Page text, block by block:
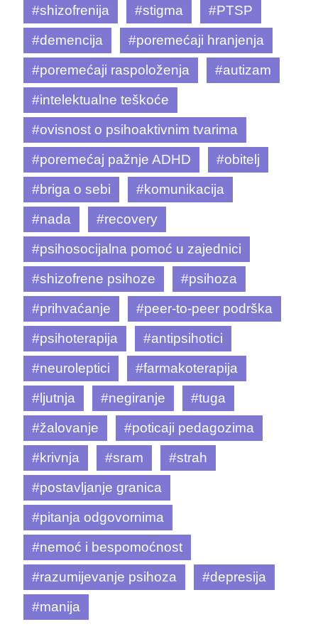
#shizofrenija
#stigma
#PTSP
#demencija
#poremećaji hranjenja
#poremećaji raspoloženja
#autizam
#intelektualne teškoće
#ovisnost o psihoaktivnim tvarima
#poremećaj pažnje ADHD
#obitelj
#briga o sebi
#komunikacija
#nada
#recovery
#psihosocijalna pomoć u zajednici
#shizofrene psihoze
#psihoza
#prihvaćanje
#peer-to-peer podrška
#psihoterapija
#antipsihotici
#neuroleptici
#farmakoterapija
#ljutnja
#negiranje
#tuga
#žalovanje
#poticaji pedagozima
#krivnja
#sram
#strah
#postavljanje granica
#pitanja odgovornima
#nemoć i bespomoćnost
#razumijevanje psihoza
#depresija
#manija